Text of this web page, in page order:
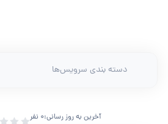
دسته بندی سرویس‌ها
آخرین به روز رسانی:0 نفر